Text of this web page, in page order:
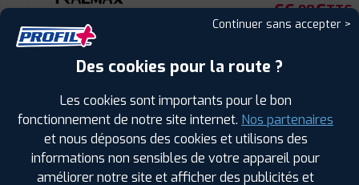
66.90€TTC
FAIRE INSTALLER CE
X-PRIVILO TX1
225/55 R 16 99V
CODE EAN : 6956647620436
Été
Continuer sans accepter >
Des cookies pour la route ?
Les cookies sont importants pour le bon
fonctionnement de notre site internet. Nos partenaires
et nous déposons des cookies et utilisons des
informations non sensibles de votre appareil pour
améliorer notre site et afficher des publicités et